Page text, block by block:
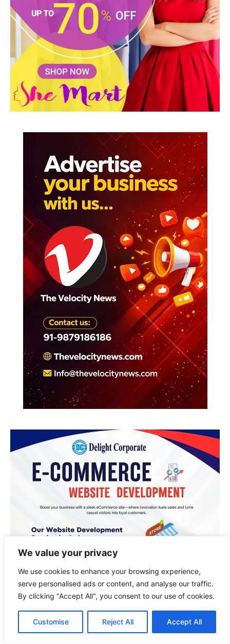
We value your privacy
We use cookies to enhance your browsing experience,
serve personalised ads or content, and analyse our traffic.
By clicking "Accept All", you consent to our use of cookies.
Customise Reject All Accept All